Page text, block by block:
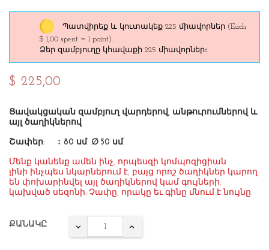
Պատվիրեք և կուտակեք 225 միավորներ (Each
$ 1,00 spent = 1 point).
Ձեր զամբյուղը կհավաքի 225 միավորներ։
$ 225,00
Ցավակցական զամբյուղ վարդերով, անթուրումներով և
այլ ծաղիկներով
Շափեր: ↕ 80 սմ. ∅ 50 սմ.
Մենք կանենք ամեն ինչ, որպեսզի կոմպոզիցիան
լինի ինչպես նկարներում է, բայց որոշ ծաղիկներ կարող
են փոխարինվել այլ ծաղիկներով կամ գույների,
կախված սեզոնի. Չափը, որակը եւ գինը մնում է նույնը.
ՔԱՆԱԿԸ